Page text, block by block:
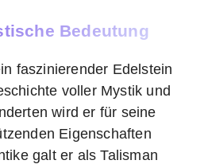
Bedeutung
faszinierender Edelstein
voller Mystik und
wird er für seine
Eigenschaften
galt er als Talisman